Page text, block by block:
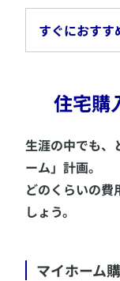
すぐにおすす
住宅購
生涯の中でも、
ーム」計画。
どのくらいの費
しょう。
マイホーム